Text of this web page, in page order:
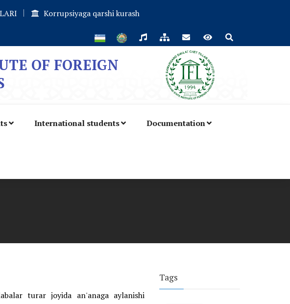
Korrupsiyaga qarshi kurash
OF FOREIGN
International students Documentation
turar joyida an'anaga aylanishi
Tags